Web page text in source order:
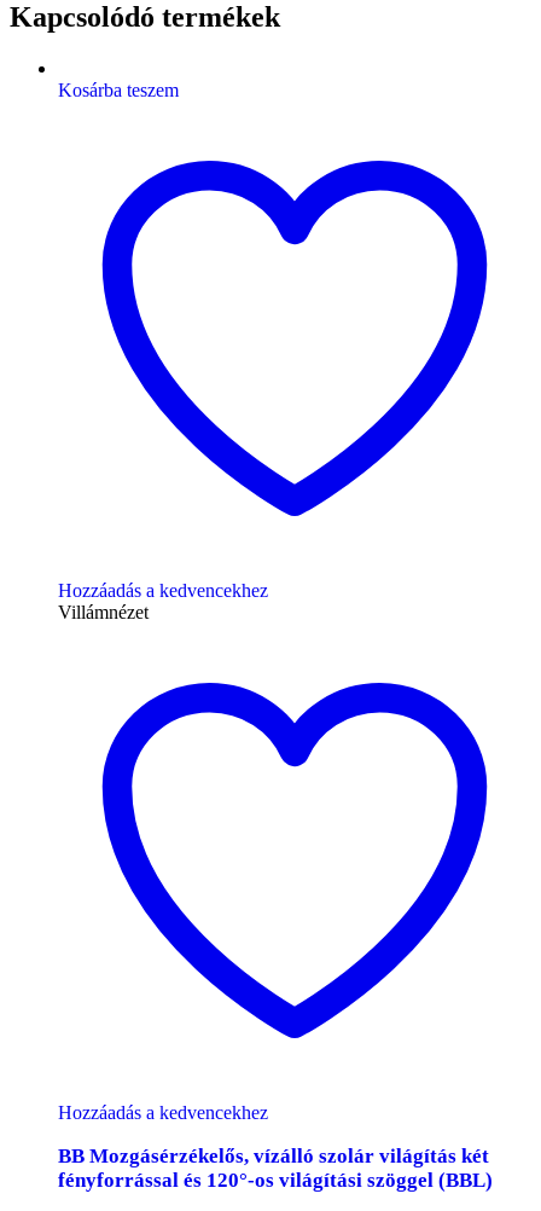
Kapcsolódó termékek
Kosárba teszem
Hozzáadás a kedvencekhez
Villámnézet
Hozzáadás a kedvencekhez
BB Mozgásérzékelős, vízálló szolár világítás két
fényforrással és 120°-os világítási szöggel (BBL)